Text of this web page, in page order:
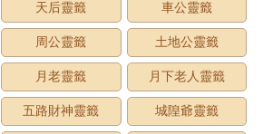
天后靈籤 車公靈籤
周公靈籤 土地公靈籤
月老靈籤 月下老人靈籤
五路財神靈籤 城隍爺靈籤